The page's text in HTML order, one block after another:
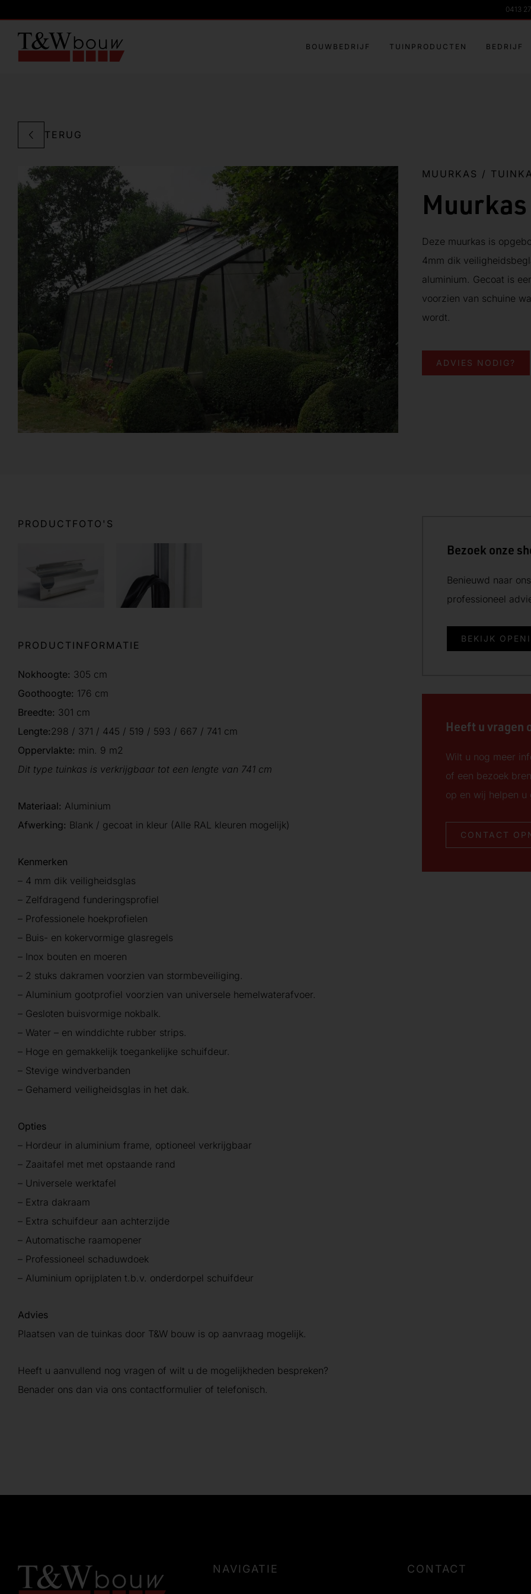
0413
BOUWBEDRIJF TUINPRODUCTEN BEDRIJF
TERUG
MUURKAS /
Muurkas
Deze muurkas is
4mm dik
aluminium. Gecoat is
voorzien van schuine
wordt.
ADVIES NODIG?
PRODUCTFOTO'S
PRODUCTINFORMATIE
Nokhoogte: 305 cm
Goothoogte: 176 cm
Breedte: 301 cm
Lengte:298 / 371 / 445 / 519 / 593 / 667 / 741 cm
Oppervlakte: min. 9 m2
Dit type tuinkas is verkrijgbaar tot een lengte van 741 cm
Materiaal: Aluminium
Afwerking: Blank / gecoat in kleur (Alle RAL kleuren mogelijk)
Kenmerken
– 4 mm dik veiligheidsglas
– Zelfdragend funderingsprofiel
– Professionele hoekprofielen
– Buis- en kokervormige glasregels
– Inox bouten en moeren
– 2 stuks dakramen voorzien van stormbeveiliging.
– Aluminium gootprofiel voorzien van universele hemelwaterafvoer.
– Gesloten buisvormige nokbalk.
– Water – en winddichte rubber strips.
– Hoge en gemakkelijk toegankelijke schuifdeur.
– Stevige windverbanden
– Gehamerd veiligheidsglas in het dak.
Opties
– Hordeur in aluminium frame, optioneel verkrijgbaar
– Zaaitafel met met opstaande rand
– Universele werktafel
– Extra dakraam
– Extra schuifdeur aan achterzijde
– Automatische raamopener
– Professioneel schaduwdoek
– Aluminium oprijplaten t.b.v. onderdorpel schuifdeur
Advies
Plaatsen van de tuinkas door T&W bouw is op aanvraag mogelijk.
Heeft u aanvullend nog vragen of wilt u de mogelijkheden bespreken?
Benader ons dan via ons contactformulier of telefonisch.
Bezoek onze
Benieuwd naar
professioneel
BEKIJK
Heeft u vragen
Wilt u nog meer
of een bezoek
op en wij helpen u
CONTACT
NAVIGATIE CONTACT